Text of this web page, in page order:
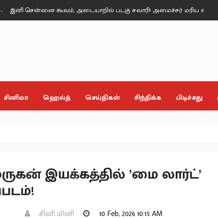
கூவம், அடையாறில் படகு சவாரி! அமைச்சர் மரிய வில்சன்.
சினிமா ஹெல்த் செய்திகள் சிந்திக்க பிடிச்சது
இயக்கத்தில் ’மை லார்ட்’
சினி மினி 10 Feb, 2026 10:15 AM